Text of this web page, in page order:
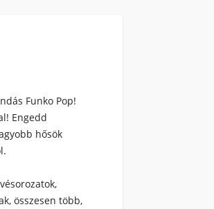
Funko Pop!
Engedd
hősök
összesen több,